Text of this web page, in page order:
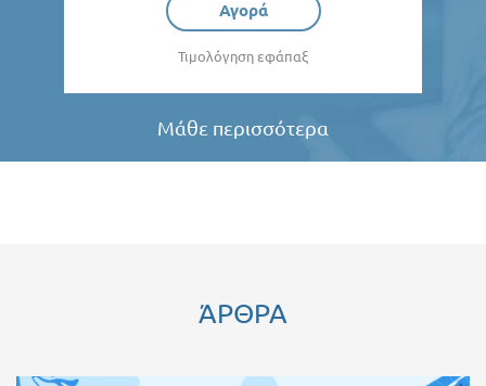
Αγορά
Τιμολόγηση εφάπαξ
Μάθε περισσότερα
ΆΡΘΡΑ